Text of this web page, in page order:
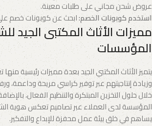
عروض شحن مجاني على طلبات معينة.
استخدم كوبونات الخصم:ابحث عن كوبونات خصم على
مميزات الأثاث المكتبى الجيد
المؤسسات
يتميز الأثاث المكتبي الجيد بعدة مميزات رئيسية
وزيادة إنتاجيتهم عبر توفير كراسي مريحة
خلال حلول التخزين المبتكرة والتنظيم الفعال،
المؤسسة لدى العملاء عبر تصاميم تعكس هوية
يساهم في خلق بيئة عمل محفزة للإبداع والتفكير.